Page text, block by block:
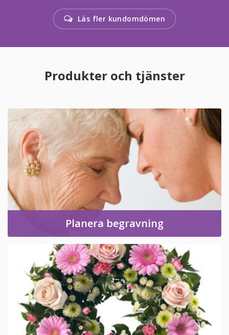
Läs fler kundomdömen
Produkter och tjänster
Planera begravning